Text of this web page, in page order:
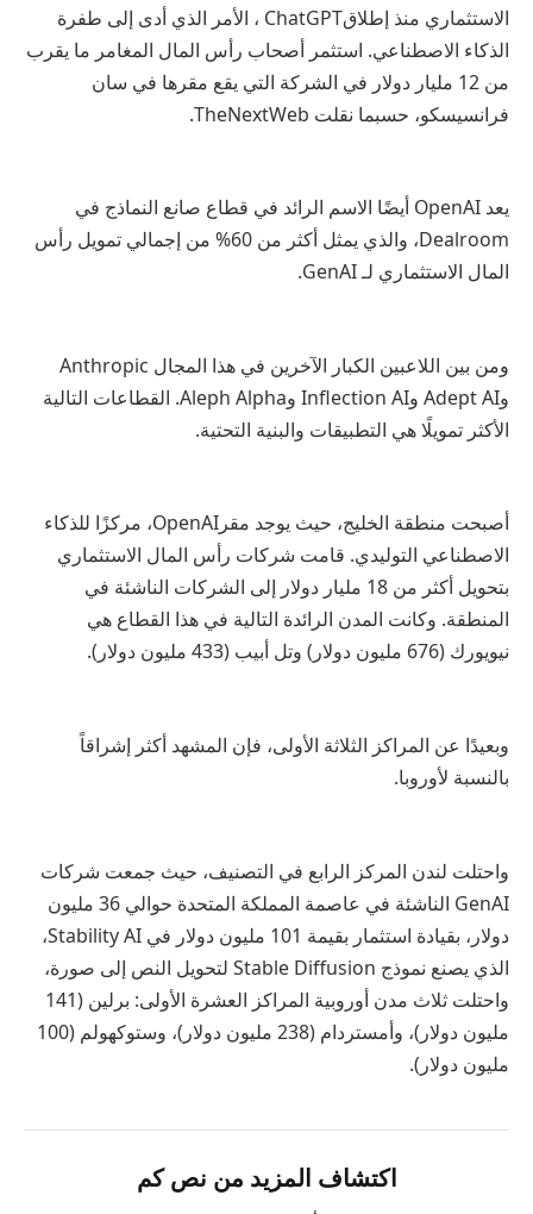
الاستثماري منذ إطلاقChatGPT ، الأمر الذي أدى إلى طفرة
الذكاء الاصطناعي. استثمر أصحاب رأس المال المغامر ما يقرب
من 12 مليار دولار في الشركة التي يقع مقرها في سان
فرانسيسكو، حسبما نقلت TheNextWeb.
يعد OpenAI أيضًا الاسم الرائد في قطاع صانع النماذج في
Dealroom
، والذي يمثل أكثر من 60% من إجمالي تمويل رأس
المال الاستثماري لـGenAI
.
ومن بين اللاعبين الكبار الآخرين في هذا المجال Anthropic
وAdept AI وInflection AI وAleph Alpha. القطاعات التالية
الأكثر تمويلًا هي التطبيقات والبنية التحتية.
أصبحت منطقة الخليج، حيث يوجد مقرOpenAI، مركزًا للذكاء
الاصطناعي التوليدي. قامت شركات رأس المال الاستثماري
بتحويل أكثر من 18 مليار دولار إلى الشركات الناشئة في
المنطقة. وكانت المدن الرائدة التالية في هذا القطاع هي
نيويورك (676 مليون دولار) وتل أبيب (433 مليون دولار)
.
وبعيدًا عن المراكز الثلاثة الأولى، فإن المشهد أكثر إشراقاً
بالنسبة لأوروبا.
واحتلت لندن المركز الرابع في التصنيف، حيث جمعت شركات
GenAI
الناشئة في عاصمة المملكة المتحدة حوالي 36 مليون
دولار، بقيادة استثمار بقيمة 101 مليون دولار في
Stability AI،
الذي يصنع نموذج Stable Diffusion لتحويل النص إلى صورة،
واحتلت ثلاث مدن أوروبية المراكز العشرة الأولى: برلين (141
مليون دولار)، وأمستردام (238 مليون دولار)، وستوكهولم (100
مليون دولار).
اكتشاف المزيد من نص كم